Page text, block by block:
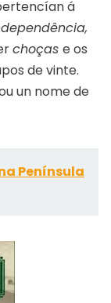
á
choças e os
de vinte.
un nome de
Península